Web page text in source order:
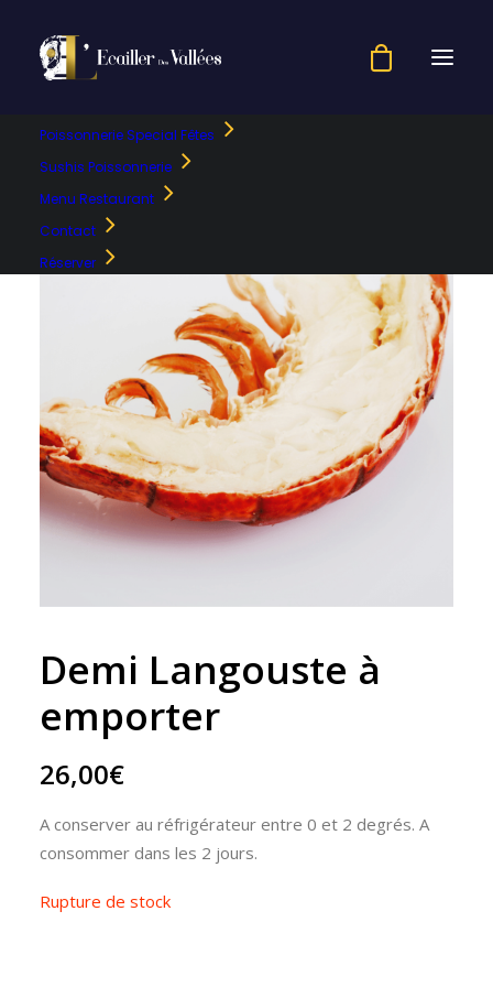
Poissonnerie Special Fêtes
Sushis Poissonnerie
Menu Restaurant
Contact
Réserver
Demi Langouste à
emporter
26,00€
A conserver au réfrigérateur entre 0 et 2 degrés. A
consommer dans les 2 jours.
Rupture de stock